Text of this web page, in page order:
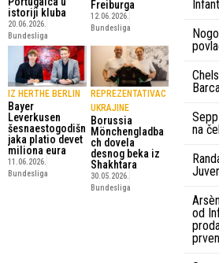
istoriji kluba
20.06.2026.
Bundesliga
Freiburga
12.06.2026.
Bundesliga
IZ HERTHE BERLIN
Bayer
Leverkusen
šesnaestogodišn
jaka platio devet
miliona eura
11.06.2026.
Bundesliga
REPREZENTATIVAC
UKRAJINE
Borussia
Mönchengladba
ch dovela
desnog beka iz
Shakhtara
30.05.2026.
Bundesliga
na
od